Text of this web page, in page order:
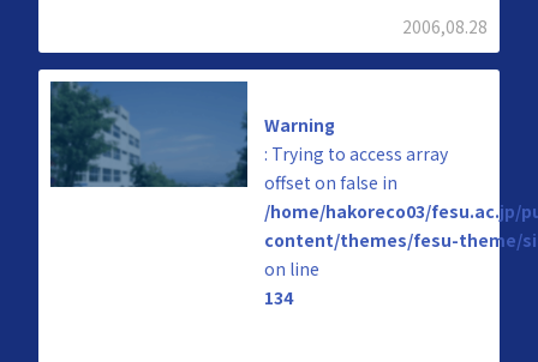
2006,08.28
Warning
: Trying to access array
offset on false in
/home/hakoreco03/fesu.ac.jp/
content/themes/fesu-theme/
on line
134